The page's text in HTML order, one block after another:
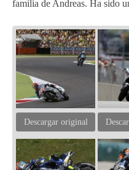
familia de Andreas. Ha sido
Descargar original